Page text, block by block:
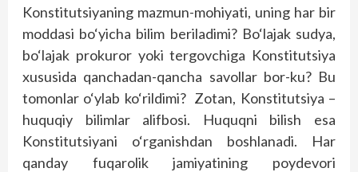
Konstitutsiyaning mazmun-mohiyati, uning har bir
moddasi bo‘yicha bilim beriladimi? Bo‘lajak sudya,
bo‘lajak prokuror yoki tergovchiga Konstitutsiya
xususida qanchadan-qancha savollar bor-ku? Bu
tomonlar o‘ylab ko‘rildimi? Zotan, Konstitutsiya –
huquqiy bilimlar alifbosi. Huquqni bilish esa
Konstitutsiyani o‘rganishdan boshlanadi. Har
qanday fuqarolik jamiyatining poydevori